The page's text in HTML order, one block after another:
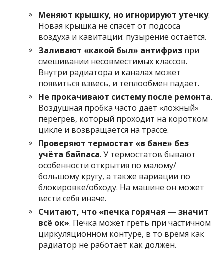
Меняют крышку, но игнорируют утечку.
Новая крышка не спасёт от подсоса
воздуха и кавитации: пузырение остаётся.
Заливают «какой был» антифриз при
смешивании несовместимых классов.
Внутри радиатора и каналах может
появиться взвесь, и теплообмен падает.
Не прокачивают систему после ремонта.
Воздушная пробка часто даёт «ложный»
перегрев, который проходит на коротком
цикле и возвращается на трассе.
Проверяют термостат «в бане» без
учёта байпаса. У термостатов бывают
особенности открытия по малому/
большому кругу, а также вариации по
блокировке/обходу. На машине он может
вести себя иначе.
Считают, что «печка горячая — значит
всё ок». Печка может греть при частичном
циркуляционном контуре, в то время как
радиатор не работает как должен.